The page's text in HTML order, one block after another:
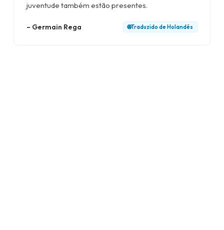
juventude também estão presentes.
– Germain Rega 🌐Traduzido de Holandês